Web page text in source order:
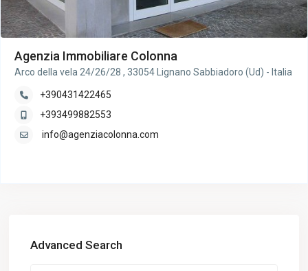
Agenzia Immobiliare Colonna
Arco della vela 24/26/28 , 33054 Lignano Sabbiadoro (Ud) - Italia
+390431422465
+393499882553
info@agenziacolonna.com
Advanced Search